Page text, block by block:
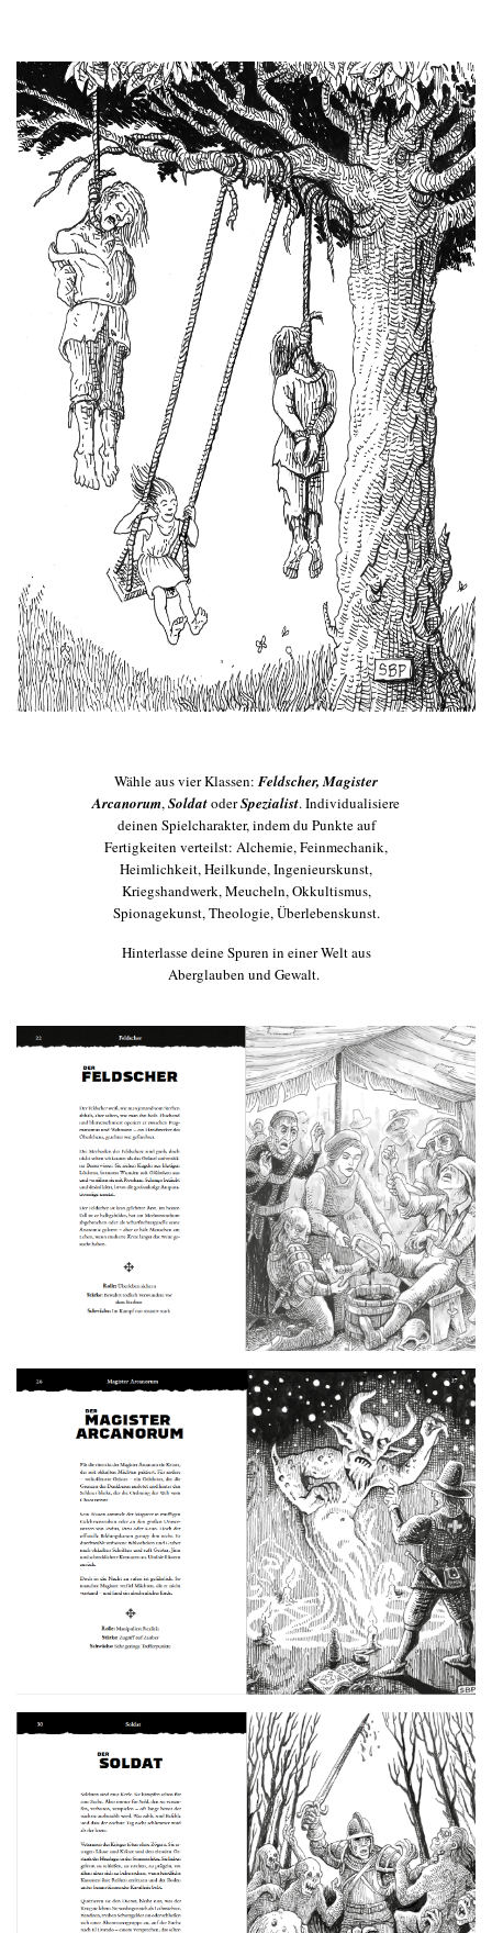
Wähle aus vier Klassen: Feldscher, Magister
Arcanorum,SoldatoderSpezialist. Individualisiere
deinen Spielcharakter, indem du Punkte auf
Fertigkeiten verteilst: Alchemie, Feinmechanik,
Heimlichkeit, Heilkunde, Ingenieurskunst,
Kriegshandwerk, Meucheln, Okkultismus,
Spionagekunst, Theologie, Überlebenskunst.
Hinterlasse deine Spuren in einer Welt aus
Aberglauben und Gewalt.